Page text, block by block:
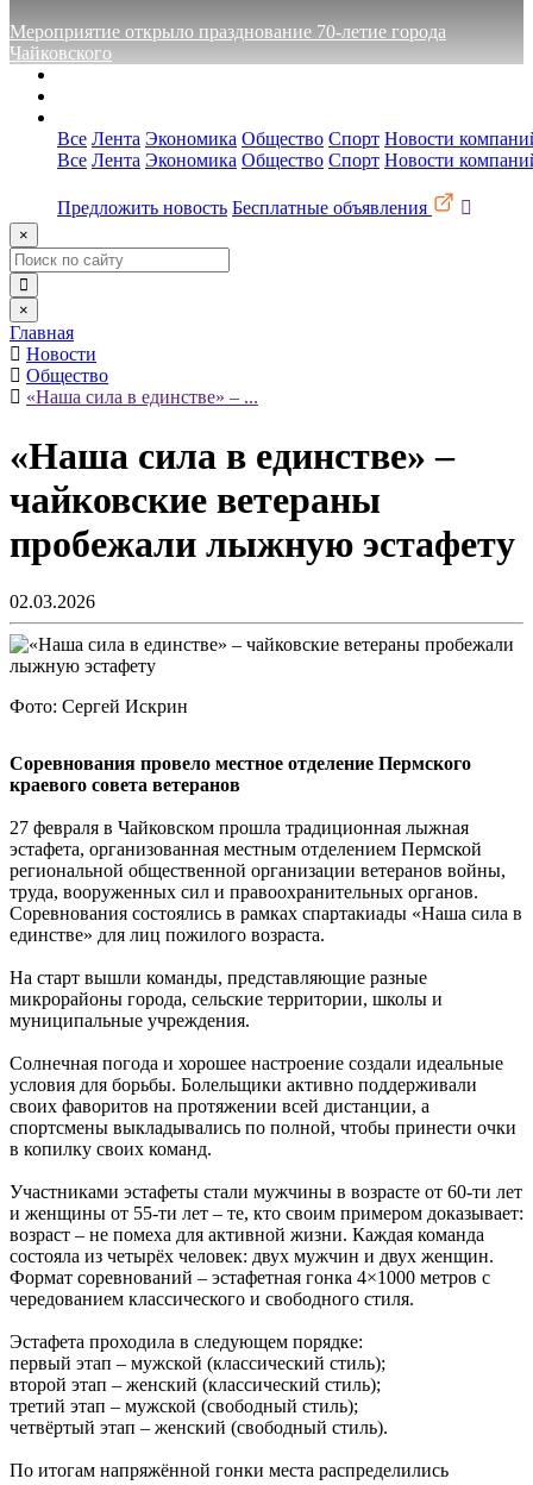
Мероприятие открыло празднование 70-летие города
Чайковского
Все Лента Экономика Общество Спорт Новости
Все Лента Экономика Общество Спорт Новости
Предложить новость Бесплатные объявления
×
×
Главная
Новости
Общество
«Наша сила в единстве» – ...
«Наша сила в единстве» –
чайковские ветераны
пробежали лыжную эстафету
02.03.2026
Фото: Сергей Искрин
Соревнования провело местное отделение Пермского
краевого совета ветеранов
27 февраля в Чайковском прошла традиционная лыжная
эстафета, организованная местным отделением Пермской
региональной общественной организации ветеранов войны,
труда, вооруженных сил и правоохранительных органов.
Соревнования состоялись в рамках спартакиады «Наша сила в
единстве» для лиц пожилого возраста.
На старт вышли команды, представляющие разные
микрорайоны города, сельские территории, школы и
муниципальные учреждения.
Солнечная погода и хорошее настроение создали идеальные
условия для борьбы. Болельщики активно поддерживали
своих фаворитов на протяжении всей дистанции, а
спортсмены выкладывались по полной, чтобы принести очки
в копилку своих команд.
Участниками эстафеты стали мужчины в возрасте от 60-ти лет
и женщины от 55-ти лет – те, кто своим примером доказывает:
возраст – не помеха для активной жизни. Каждая команда
состояла из четырёх человек: двух мужчин и двух женщин.
Формат соревнований – эстафетная гонка 4×1000 метров с
чередованием классического и свободного стиля.
Эстафета проходила в следующем порядке:
первый этап – мужской (классический стиль);
второй этап – женский (классический стиль);
третий этап – мужской (свободный стиль);
четвёртый этап – женский (свободный стиль).
По итогам напряжённой гонки места распределились